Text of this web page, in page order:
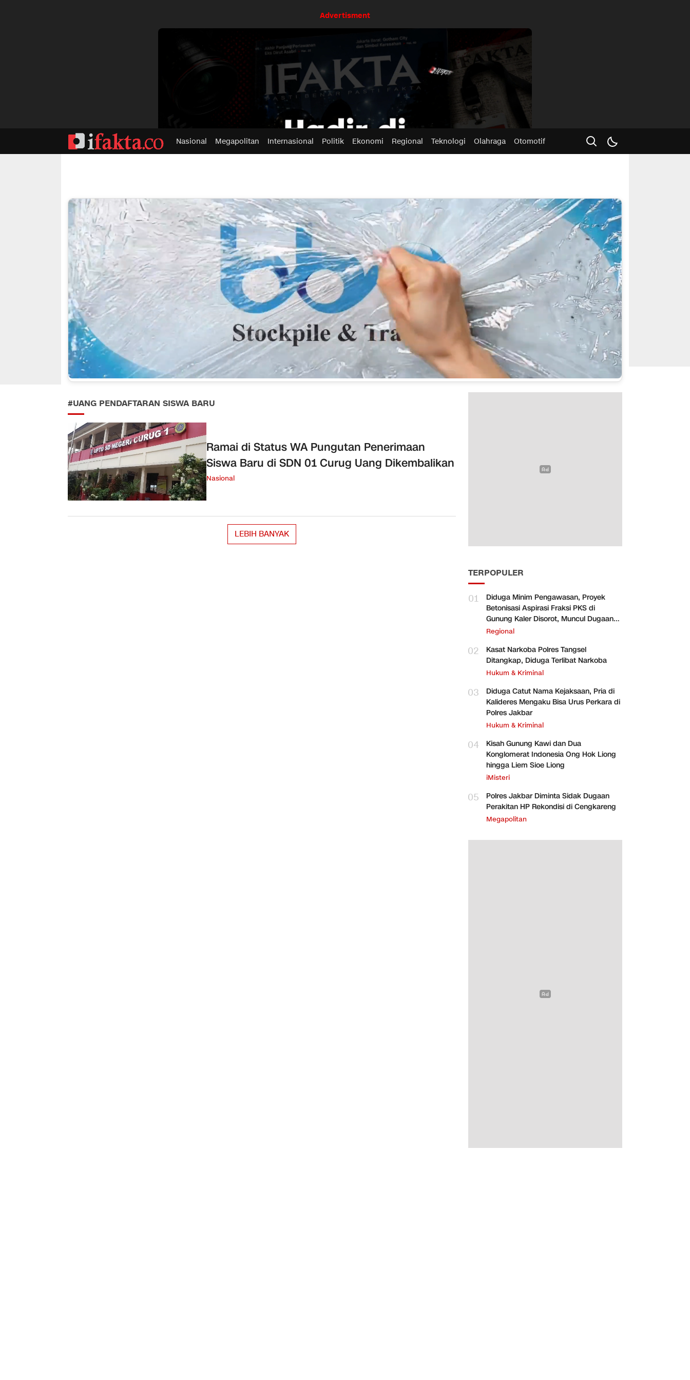
Advertisment
Nasional Megapolitan Internasional Politik Ekonomi Regional Teknologi Olahraga Otomotif
#UANG PENDAFTARAN SISWA BARU
Ramai di Status WA Pungutan Penerimaan
Siswa Baru di SDN 01 Curug Uang Dikembalikan
Nasional
LEBIH BANYAK
TERPOPULER
01
Diduga Minim Pengawasan, Proyek
Betonisasi Aspirasi Fraksi PKS di
Gunung Kaler Disorot, Muncul Dugaan
Pengurangan Volume
Regional
02
Kasat Narkoba Polres Tangsel
Ditangkap, Diduga Terlibat Narkoba
Hukum & Kriminal
03
Diduga Catut Nama Kejaksaan, Pria di
Kalideres Mengaku Bisa Urus Perkara di
Polres Jakbar
Hukum & Kriminal
04
Kisah Gunung Kawi dan Dua
Konglomerat Indonesia Ong Hok Liong
hingga Liem Sioe Liong
iMisteri
05
Polres Jakbar Diminta Sidak Dugaan
Perakitan HP Rekondisi di Cengkareng
Megapolitan